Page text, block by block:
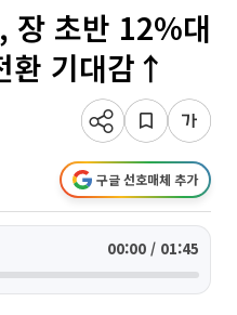
장 초반 12%대
환 기대감↑
구글 선호매체 추가
00:00 / 01:45